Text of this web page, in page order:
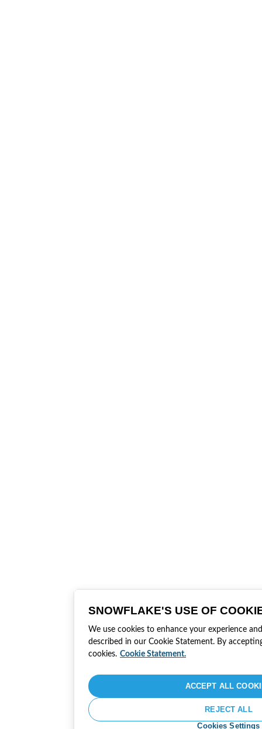
SNOWFLAKE'S USE OF
We use cookies to enhance your experience
described in our Cookie Statement. By
cookies. Cookie Statement.
Cookies Settings
REJECT ALL
ACCEPT ALL